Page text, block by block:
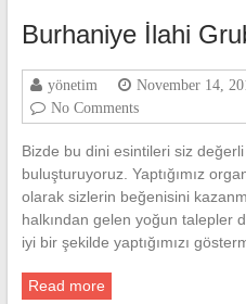
Burhaniye İlahi
yönetim November 14,
No Comments
Bizde bu dini esintileri siz
buluşturuyoruz. Yaptığımız
olarak sizlerin beğenisini
halkından gelen yoğun talepler
iyi bir şekilde yaptığımızı
Read more